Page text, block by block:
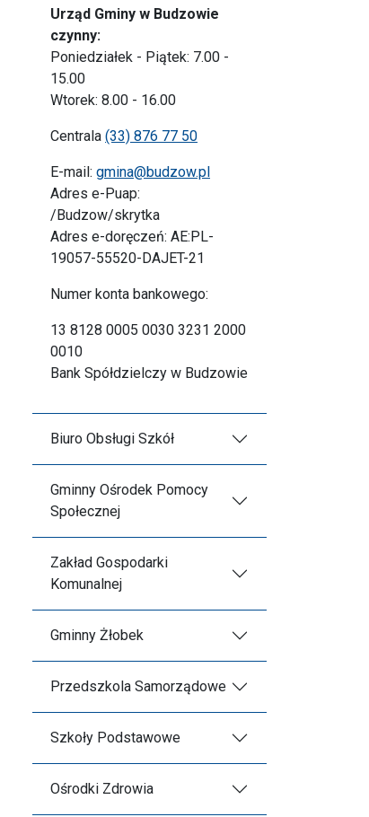
Urząd Gminy w Budzowie
czynny:
Poniedziałek - Piątek: 7.00 -
15.00
Wtorek: 8.00 - 16.00
Centrala (33) 876 77 50
E-mail: gmina@budzow.pl
Adres e-Puap:
/Budzow/skrytka
Adres e-doręczeń: AE:PL-
19057-55520-DAJET-21
Numer konta bankowego:
13 8128 0005 0030 3231 2000
0010
Bank Spółdzielczy w Budzowie
Biuro Obsługi Szkół
Gminny Ośrodek Pomocy
Społecznej
Zakład Gospodarki
Komunalnej
Gminny Żłobek
Przedszkola Samorządowe
Szkoły Podstawowe
Ośrodki Zdrowia